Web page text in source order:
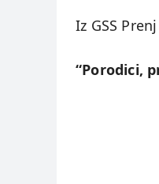
Iz GSS
“Porodici,